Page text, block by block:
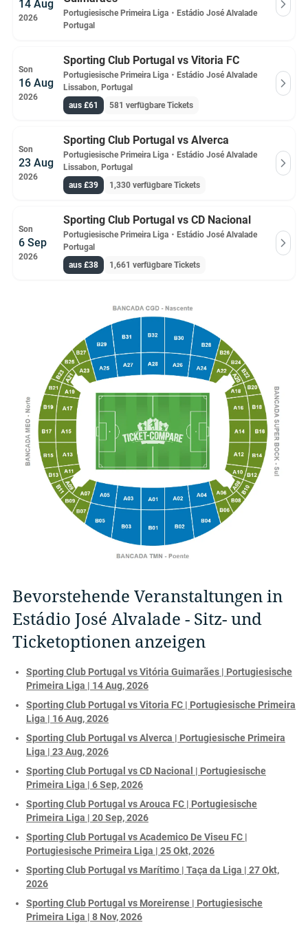
14 Aug
2026 Portugiesische Primeira Liga ・ Estádio José Alvalade
Portugal
Son
16 Aug
2026
Sporting Club Portugal vs Vitoria FC
Portugiesische Primeira Liga ・ Estádio José Alvalade
Lissabon, Portugal
aus £61
581 verfügbare Tickets
Son
23 Aug
2026
Sporting Club Portugal vs Alverca
Portugiesische Primeira Liga ・ Estádio José Alvalade
Lissabon, Portugal
aus £39
1,330 verfügbare Tickets
Son
6 Sep
2026
Sporting Club Portugal vs CD Nacional
Portugiesische Primeira Liga ・ Estádio José Alvalade
Portugal
aus £38
1,661 verfügbare Tickets
Bevorstehende Veranstaltungen in
Estádio José Alvalade - Sitz- und
Ticketoptionen anzeigen
Sporting Club Portugal vs Vitória Guimarães | Portugiesische
Primeira Liga | 14 Aug, 2026
Sporting Club Portugal vs Vitoria FC | Portugiesische Primeira
Liga | 16 Aug, 2026
Sporting Club Portugal vs Alverca | Portugiesische Primeira
Liga | 23 Aug, 2026
Sporting Club Portugal vs CD Nacional | Portugiesische
Primeira Liga | 6 Sep, 2026
Sporting Club Portugal vs Arouca FC | Portugiesische
Primeira Liga | 20 Sep, 2026
Sporting Club Portugal vs Academico De Viseu FC |
Portugiesische Primeira Liga | 25 Okt, 2026
Sporting Club Portugal vs Marítimo | Taça da Liga | 27 Okt,
2026
Sporting Club Portugal vs Moreirense | Portugiesische
Primeira Liga | 8 Nov, 2026